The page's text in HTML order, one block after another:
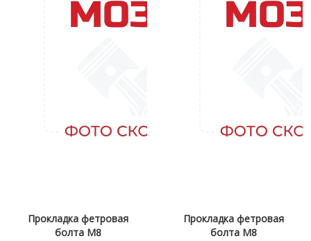
Прокладка фетровая
болта М8
Прокладка фетровая
болта М8